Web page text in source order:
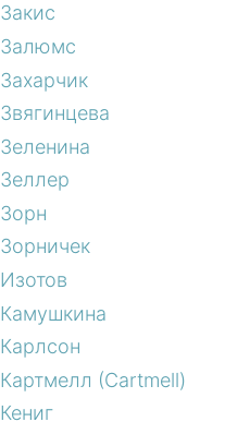
Закис
Залюмс
Захарчик
Звягинцева
Зеленина
Зеллер
Зорн
Зорничек
Изотов
Камушкина
Карлсон
Картмелл (Cartmell)
Кениг